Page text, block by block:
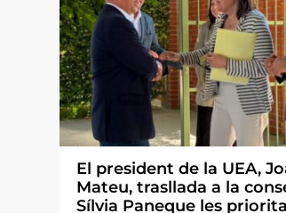
El president de la UEA,
Mateu, trasllada a la
Sílvia Paneque les